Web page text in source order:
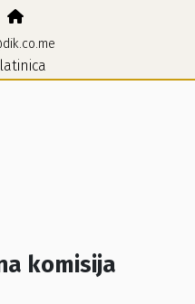
latinica
komisija